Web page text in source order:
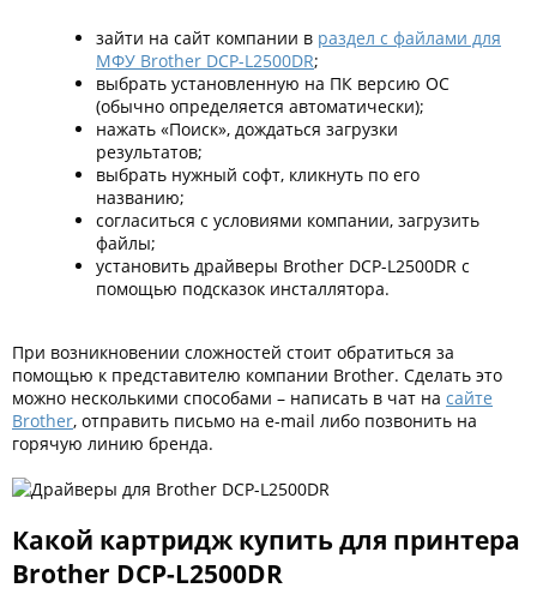
зайти на сайт компании в раздел с файлами для
МФУ Brother DCP-L2500DR;
выбрать установленную на ПК версию ОС
(обычно определяется автоматически);
нажать «Поиск», дождаться загрузки
результатов;
выбрать нужный софт, кликнуть по его
названию;
согласиться с условиями компании, загрузить
файлы;
установить драйверы Brother DCP-L2500DR с
помощью подсказок инсталлятора.
При возникновении сложностей стоит обратиться за
помощью к представителю компании Brother. Сделать это
можно несколькими способами – написать в чат на сайте
Brother, отправить письмо на e-mail либо позвонить на
горячую линию бренда.
Какой картридж купить для принтера
Brother DCP-L2500DR